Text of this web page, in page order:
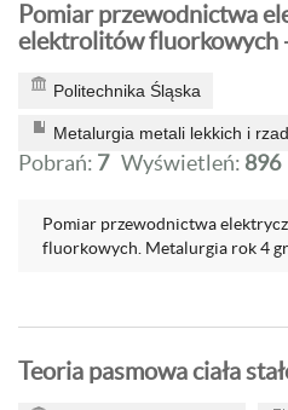
Pomiar przewodnictwa
elektrolitów fluorkowych
Politechnika Śląska
Metalurgia metali lekkich i
Pobrań: 7 Wyświetleń: 896
Pomiar przewodnictwa
fluorkowych. Metalurgia rok 4 gr.
Teoria pasmowa ciała